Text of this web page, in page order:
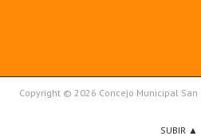
Copyright © 2026 Concejo Municipal San
SUBIR ▲